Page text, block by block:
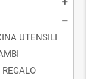
UTENSILI